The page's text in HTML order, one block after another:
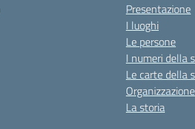
Presentazione
I luoghi
Le persone
I numeri della
Le carte della
Organizzazione
La storia